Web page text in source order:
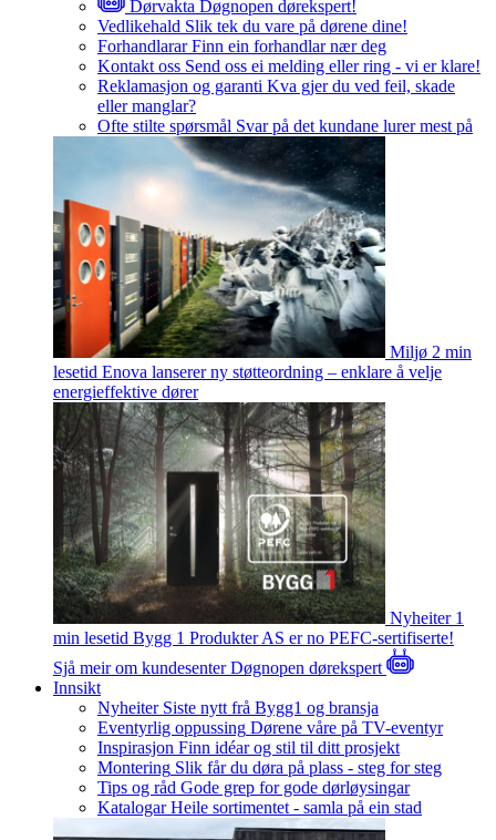
Dørvakta Døgnopen dørekspert!
Vedlikehald Slik tek du vare på dørene dine!
Forhandlarar Finn ein forhandlar nær deg
Kontakt oss Send oss ei melding eller ring - vi er klare!
Reklamasjon og garanti Kva gjer du ved feil, skade
eller manglar?
Ofte stilte spørsmål Svar på det kundane lurer mest på
Miljø 2 min
lesetid Enova lanserer ny støtteordning – enklare å velje
energieffektive dører
Nyheiter 1
min lesetid Bygg 1 Produkter AS er no PEFC-sertifiserte!
Sjå meir om kundesenterDøgnopen dørekspert
Innsikt
Nyheiter Siste nytt frå Bygg1 og bransja
Eventyrlig oppussing Dørene våre på TV-eventyr
Inspirasjon Finn idéar og stil til ditt prosjekt
Montering Slik får du døra på plass - steg for steg
Tips og råd Gode grep for gode dørløysingar
Katalogar Heile sortimentet - samla på ein stad